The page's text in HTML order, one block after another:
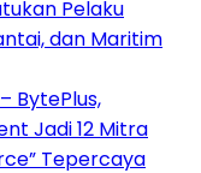
Pelaku
dan Maritim
BytePlus,
Jadi 12 Mitra
Tepercaya